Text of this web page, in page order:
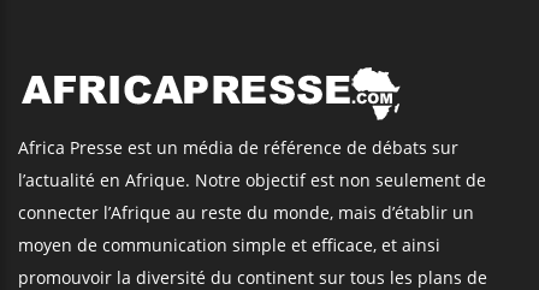
Africa Presse est un média de référence de débats sur
l’actualité en Afrique. Notre objectif est non seulement de
connecter l’Afrique au reste du monde, mais d’établir un
moyen de communication simple et efficace, et ainsi
promouvoir la diversité du continent sur tous les plans de